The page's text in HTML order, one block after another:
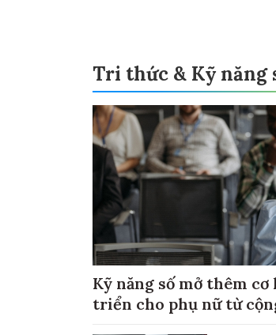
Tri thức & Kỹ năng
Kỹ năng số mở thêm
triển cho phụ nữ từ